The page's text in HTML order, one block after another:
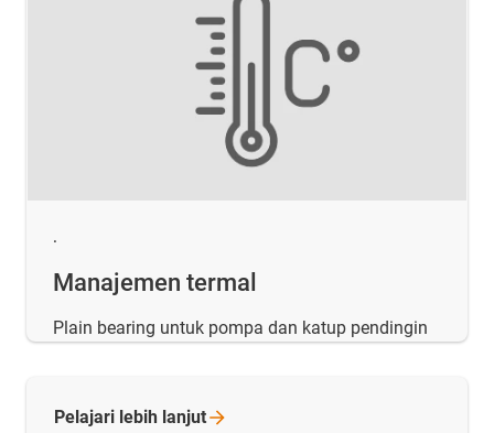
.
Manajemen termal
Plain bearing untuk pompa dan katup pendingin
Pelajari lebih lanjut